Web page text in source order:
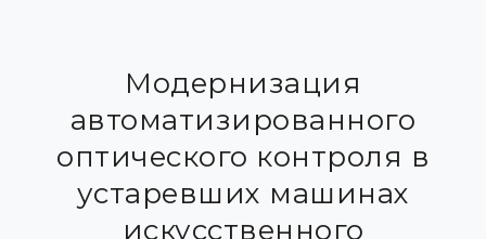
О КОМПАНИИ
ПРИМЕРЫ И РЕШЕНИЯ
КАТАЛОГ ПРОДУКЦИИ
ПРЕСС-ЦЕНТР
Модернизация
автоматизированного
оптического контроля в
устаревших машинах
искусственного